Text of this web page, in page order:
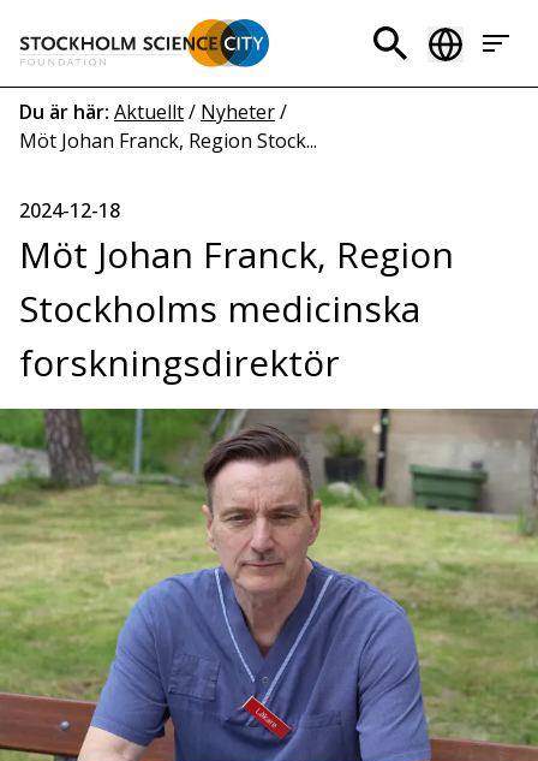
till
huvudinnehåll
Header
menu
Länkstig
Du är här: Aktuellt/ Nyheter/
Möt Johan Franck, Region Stock...
2024-12-18
Möt Johan Franck, Region
Stockholms medicinska
forskningsdirektör